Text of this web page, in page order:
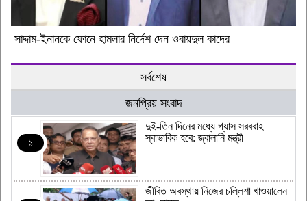
সাদ্দাম-ইনানকে ফোনে হামলার নির্দেশ দেন ওবায়দুল কাদের
সর্বশেষ
জনপ্রিয় সংবাদ
১
দুই-তিন দিনের মধ্যে গ্যাস সরবরাহ
স্বাভাবিক হবে: জ্বালানি মন্ত্রী
জীবিত অবস্থায় নিজের চল্লিশা খাওয়ালেন